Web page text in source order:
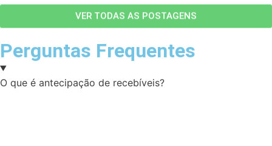
VER TODAS AS POSTAGENS
Perguntas Frequentes
O que é antecipação de recebíveis?